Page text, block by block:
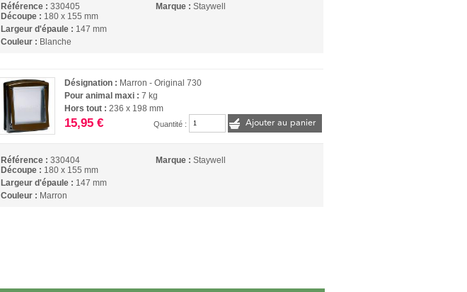
Référence : 330405 Marque : Staywell
Découpe : 180 x 155 mm
Largeur d'épaule : 147 mm
Couleur : Blanche
Désignation : Marron - Original 730
Pour animal maxi :7 kg
Hors tout :236 x 198 mm
15,95 € Quantité : Ajouter au panier
Référence : 330404 Marque : Staywell
Découpe : 180 x 155 mm
Largeur d'épaule : 147 mm
Couleur : Marron